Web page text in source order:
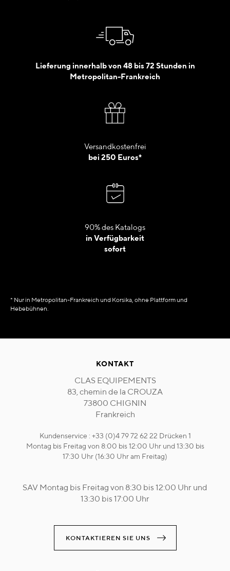
Lieferung innerhalb von 48 bis 72 Stunden in
Metropolitan-Frankreich
Versandkostenfrei
bei 250 Euros*
90% des Katalogs
in Verfügbarkeit
sofort
* Nur in Metropolitan-Frankreich und Korsika, ohne Plattform und
Hebebühnen.
KONTAKT
CLAS EQUIPEMENTS
83, chemin de la CROUZA
73800 CHIGNIN
Frankreich
Kundenservice : +33 (0)4 79 72 62 22 Drücken 1
Montag bis Freitag von 8:00 bis 12:00 Uhr und 13:30 bis
17:30 Uhr (16:30 Uhr am Freitag)
SAV Montag bis Freitag von 8:30 bis 12:00 Uhr und
13:30 bis 17:00 Uhr
KONTAKTIEREN SIE UNS